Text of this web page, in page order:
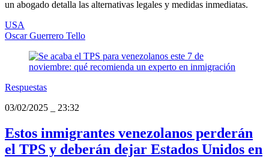
un abogado detalla las alternativas legales y medidas inmediatas.
USA
Oscar Guerrero Tello
Respuestas
03/02/2025
23:32
Estos inmigrantes venezolanos perderán
el TPS y deberán dejar Estados Unidos en